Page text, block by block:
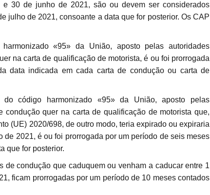
30 de junho de 2021, são ou devem ser considerados
julho de 2021, consoante a data que for posterior. Os CAP
na carta de qualificação de motorista, é ou foi prorrogada
data indicada em cada carta de condução ou carta de
condução quer na carta de qualificação de motorista que,
(UE) 2020/698, de outro modo, teria expirado ou expiraria
de 2021, é ou foi prorrogada por um período de seis meses
que for posterior.
de condução que caduquem ou venham a caducar entre 1
ficam prorrogadas por um período de 10 meses contados